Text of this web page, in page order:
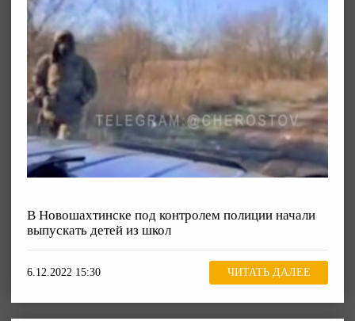
В Новошахтинске под контролем полиции начали
выпускать детей из школ
6.12.2022 15:30 ЧИТАТЬ ДАЛЕЕ